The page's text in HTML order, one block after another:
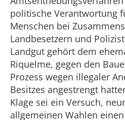
politische Verantwortung
Menschen bei
Landbesetzern und
Landgut gehört dem
Riquelme, gegen den
Prozess wegen illegaler
Besitzes angestrengt
Klage sei ein Versuch,
allgemeinen Wahlen